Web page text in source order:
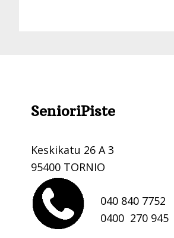
SenioriPiste
Keskikatu 26 A 3
95400 TORNIO
040 840 7752
0400 270 945